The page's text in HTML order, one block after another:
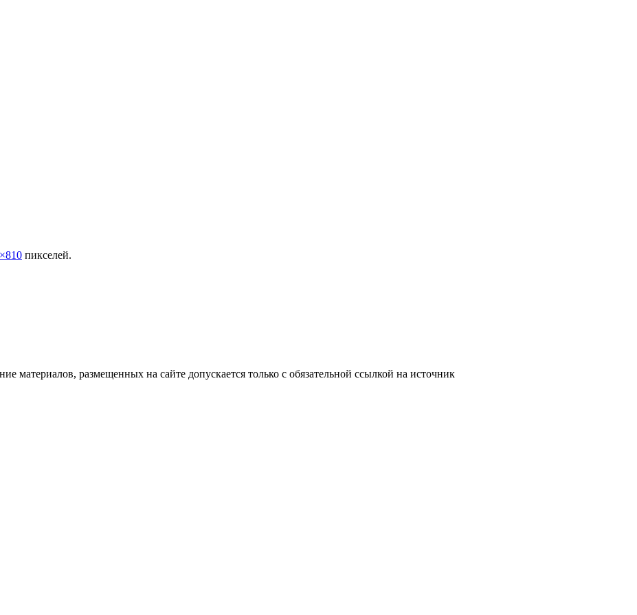
пикселей.
материалов, размещенных на сайте допускается только с обязательной ссылкой на источник